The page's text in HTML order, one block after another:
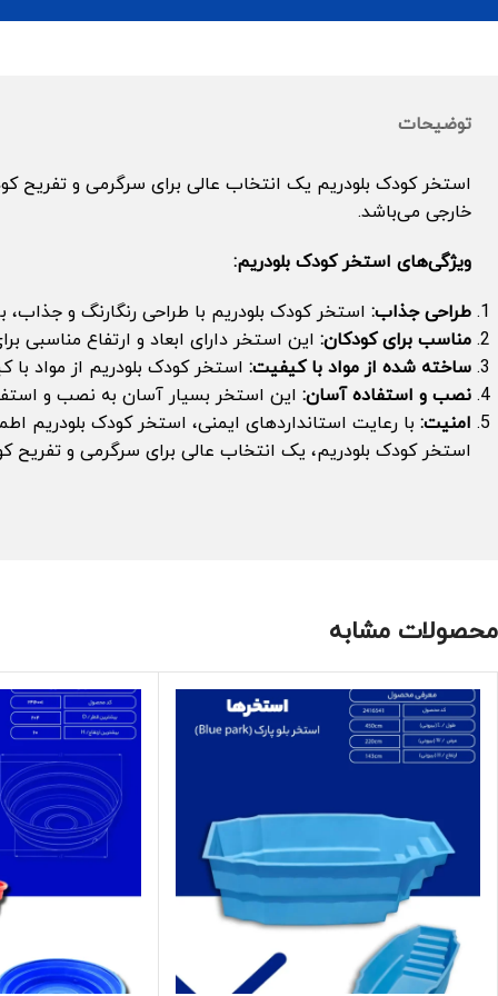
توضیحات
استخر کودک بلودریم یک انتخاب عالی برای سرگرمی و
خارجی می‌باشد.
ویژگی‌های استخر کودک بلودریم:
طراحی جذاب: استخر کودک بلودریم با طراحی رنگارنگ و
مناسب برای کودکان: این استخر دارای ابعاد و ارتفاع
ساخته شده از مواد با کیفیت: استخر کودک بلودریم از مواد
نصب و استفاده آسان: این استخر بسیار آسان به نصب و
امنیت: با رعایت استانداردهای ایمنی، استخر کودک بلودریم
استخر کودک بلودریم، یک انتخاب عالی برای سرگرمی و
محصولات مشابه